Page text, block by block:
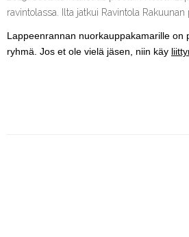
ravintolassa. Ilta jatkui Ravintola
Lappeenrannan nuorkauppakamarille on
ryhmä. Jos et ole vielä jäsen, niin käy